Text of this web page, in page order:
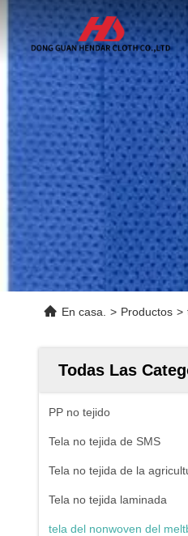
En casa. > Productos >
Todas Las
PP no tejido
Tela no tejida de SMS
Tela no tejida de la
Tela no tejida laminada
tela del nonwoven del